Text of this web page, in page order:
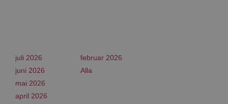
juli 2026
juni 2026
mai 2026
april 2026
februar 2026
Alla